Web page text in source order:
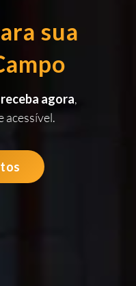
sua
receba agora,
acessível.